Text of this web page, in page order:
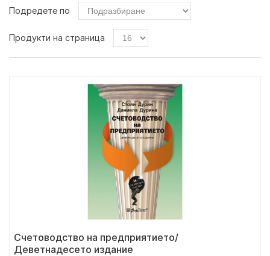
Подредете по
Продукти на страница
Счетоводство на предприятието/
Деветнадесето издание